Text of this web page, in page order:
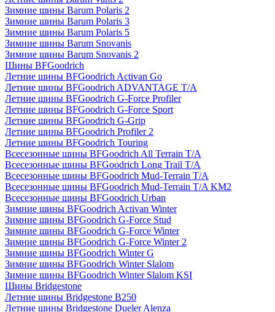
Зимние шины Barum Polaris 2
Зимние шины Barum Polaris 3
Зимние шины Barum Polaris 5
Зимние шины Barum Snovanis
Зимние шины Barum Snovanis 2
Шины BFGoodrich
Летние шины BFGoodrich Activan Go
Летние шины BFGoodrich ADVANTAGE T/A
Летние шины BFGoodrich G-Force Profiler
Летние шины BFGoodrich G-Force Sport
Летние шины BFGoodrich G-Grip
Летние шины BFGoodrich Profiler 2
Летние шины BFGoodrich Touring
Всесезонные шины BFGoodrich All Terrain T/A
Всесезонные шины BFGoodrich Long Trail T/A
Всесезонные шины BFGoodrich Mud-Terrain T/A
Всесезонные шины BFGoodrich Mud-Terrain T/A KM2
Всесезонные шины BFGoodrich Urban
Зимние шины BFGoodrich Activan Winter
Зимние шины BFGoodrich G-Force Stud
Зимние шины BFGoodrich G-Force Winter
Зимние шины BFGoodrich G-Force Winter 2
Зимние шины BFGoodrich Winter G
Зимние шины BFGoodrich Winter Slalom
Зимние шины BFGoodrich Winter Slalom KSI
Шины Bridgestone
Летние шины Bridgestone B250
Летние шины Bridgestone Dueler Alenza